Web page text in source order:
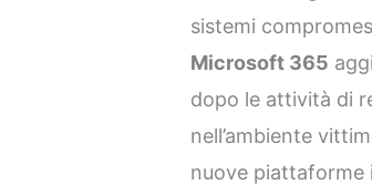
sistemi
Microsoft 365
dopo le attività di
nell’ambiente
nuove piattaforme